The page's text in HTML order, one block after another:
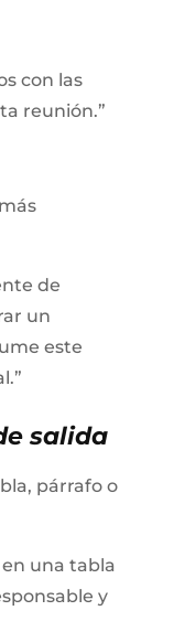
con las
reunión.”
de
un
este
salida
párrafo o
una tabla
y